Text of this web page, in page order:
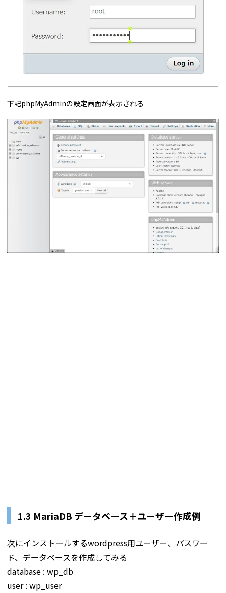
下記phpMyAdminの設定画面が表示される
1.3 MariaDB データベース＋ユーザー作成例
次にインストールするwordpress用ユーザー、パスワー
ド、データベースを作成してみる
database : wp_db
user : wp_user